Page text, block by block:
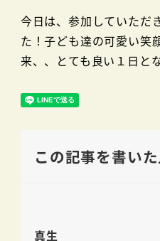
今日は、参加していただ
た！子ども達の可愛い笑
来、、とても良い１日と
この記事を書い
真生